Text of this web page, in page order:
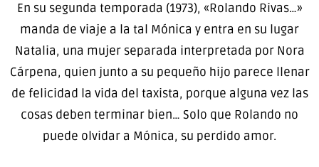
En su segunda temporada (1973), «Rolando Rivas…»
manda de viaje a la tal Mónica y entra en su lugar
Natalia, una mujer separada interpretada por Nora
Cárpena, quien junto a su pequeño hijo parece llenar
de felicidad la vida del taxista, porque alguna vez las
cosas deben terminar bien… Solo que Rolando no
puede olvidar a Mónica, su perdido amor.